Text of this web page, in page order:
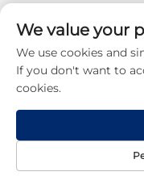
Autorska prava © 2025
We value your
We use cookies and
If you don't want to
cookies.